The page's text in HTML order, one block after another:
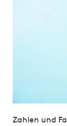
Zahlen und